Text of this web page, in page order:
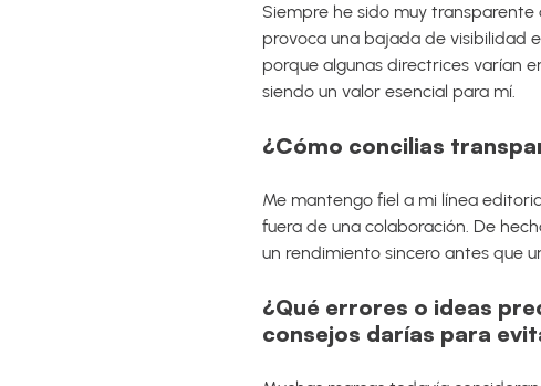
Siempre he sido muy
provoca una bajada de visibilidad
porque algunas directrices varían
siendo un valor esencial para mí.
¿Cómo concilias
Me mantengo fiel a mi línea
fuera de una colaboración. De
un rendimiento sincero antes que
¿Qué errores o ideas
consejos darías para